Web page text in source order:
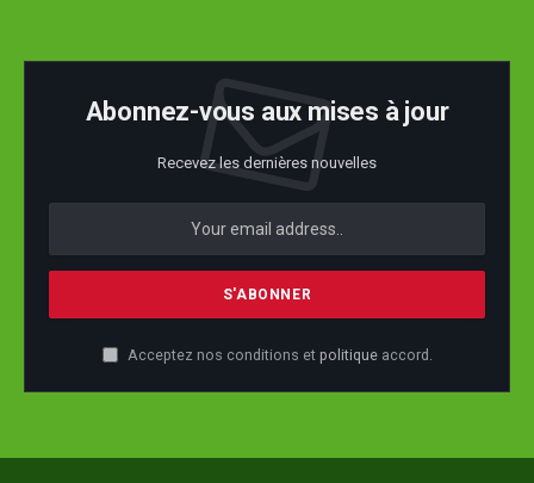
Abonnez-vous aux mises à jour
Recevez les dernières nouvelles
Acceptez nos conditions et politiqueaccord.